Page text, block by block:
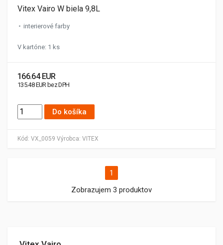
Kód: VX_0059 Výrobca: VITEX
Vitex Vairo W biela 9,8L
interierové farby
V kartóne: 1 ks
166.64 EUR
135.48 EUR bez DPH
Do košíka
1
Zobrazujem 3 produktov